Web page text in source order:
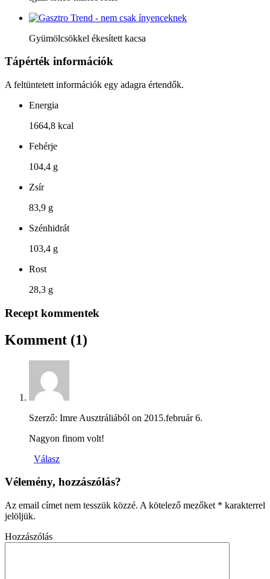
Gyümölcsökkel ékesített kacsa
Tápérték információk
A feltüntetett információk egy adagra értendők.
Energia
1664,8 kcal
Fehérje
104,4 g
Zsír
83,9 g
Szénhidrát
103,4 g
Rost
28,3 g
Recept kommentek
Komment (1)
Szerző: Imre Ausztráliából on 2015.február 6.
Nagyon finom volt!
Válasz
Vélemény, hozzászólás?
Az email címet nem tesszük közzé. A kötelező mezőket * karakterrel
jelöljük.
Hozzászólás